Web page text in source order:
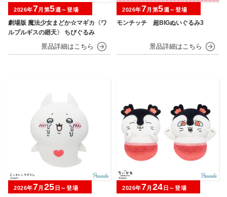
劇場版 魔法少女まどか☆マギカ〈ワ
ルプルギスの廻天〉 ちびぐるみ
2026年7月第5週～登場
モンチッチ 超BIGぬいぐるみ3
2026年7月第5週～登場
2026年7月 25 日～登場 2026年7月 24 日～登場